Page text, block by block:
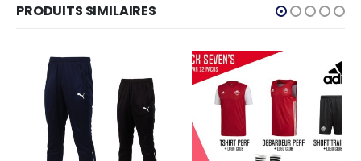
PRODUITS SIMILAIRES